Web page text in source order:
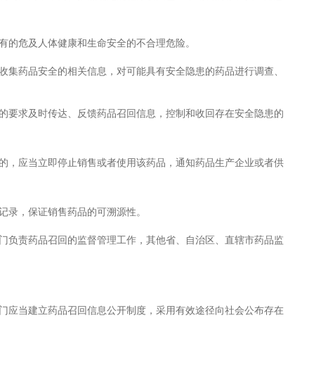
危及人体健康和生命安全的不合理危险。
品安全的相关信息，对可能具有安全隐患的药品进行调查、
求及时传达、反馈药品召回信息，控制和收回存在安全隐患的
当立即停止销售或者使用该药品，通知药品生产企业或者供
，保证销售药品的可溯源性。
药品召回的监督管理工作，其他省、自治区、直辖市药品监
建立药品召回信息公开制度，采用有效途径向社会公布存在